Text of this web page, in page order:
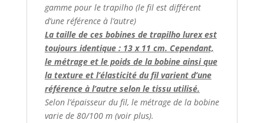
gamme pour le trapilho (le fil est différent
d’une référence à l’autre)
La taille de ces bobines de trapilho lurex est
toujours identique : 13 x 11 cm. Cependant,
le métrage et le poids de la bobine ainsi que
la texture et l’élasticité du fil varient d’une
référence à l’autre selon le tissu utilisé.
Selon l’épaisseur du fil, le métrage de la bobine
varie de 80/100 m (voir plus).